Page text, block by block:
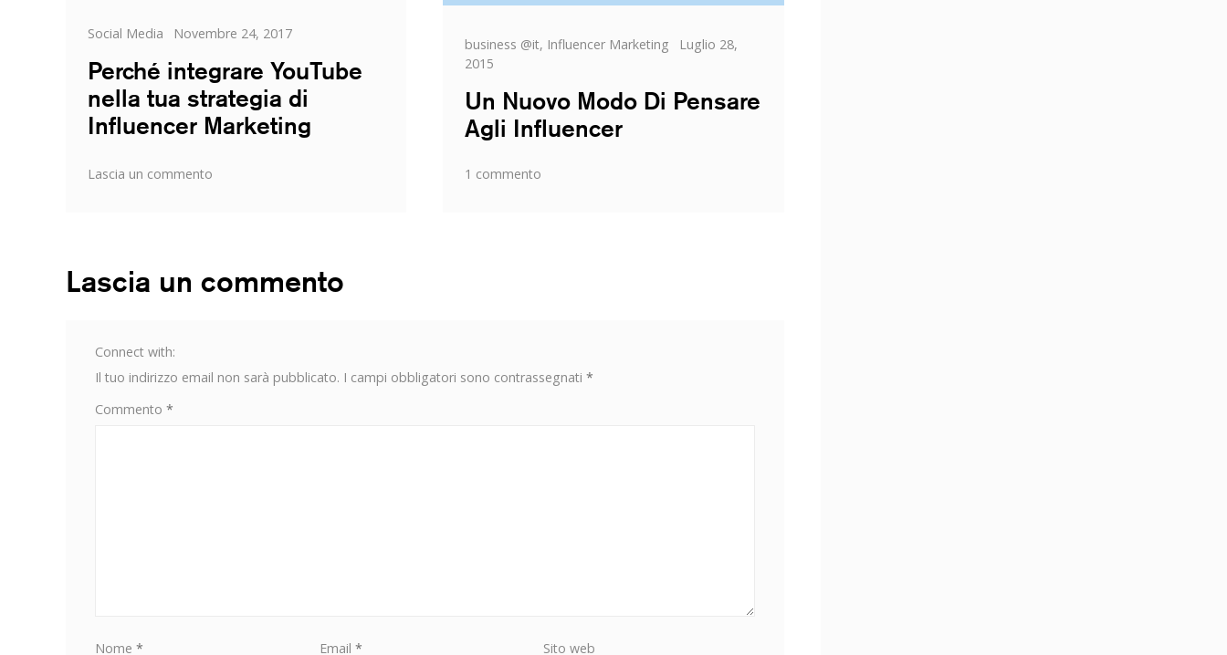
Categorie
Social Media
Posted
Novembre 24, 2017
Perché integrare YouTube
nella tua strategia di
Influencer Marketing
Lascia un commento
strategia
Categorie
business @it, Influencer Marketing
Posted
Luglio 28,
2015
Un Nuovo Modo Di Pensare
Agli Influencer
1 commento
Lascia un commento
Connect with:
Il tuo indirizzo email non sarà pubblicato. I campi obbligatori sono contrassegnati*
Commento*
Nome* Email * Sito web